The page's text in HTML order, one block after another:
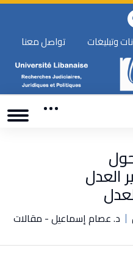
وتبليغات تواصل معنا
العدل
د. عصام إسماعيل - مقالات